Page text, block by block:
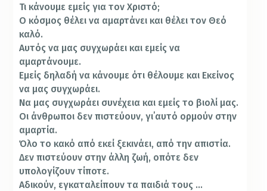
Τι κάνουμε εμείς για τον Χριστό;
Ο κόσμος θέλει να αμαρτάνει και θέλει τον Θεό
καλό.
Αυτός να μας συγχωράει και εμείς να
αμαρτάνουμε.
Εμείς δηλαδή να κάνουμε ότι θέλουμε και Εκείνος
να μας συγχωράει.
Να μας συγχωράει συνέχεια και εμείς το βιολί μας.
Οι άνθρωποι δεν πιστεύουν, γι΄αυτό ορμούν στην
αμαρτία.
Όλο το κακό από εκεί ξεκινάει, από την απιστία.
Δεν πιστεύουν στην άλλη ζωή, οπότε δεν
υπολογίζουν τίποτε.
Αδικούν, εγκαταλείπουν τα παιδιά τους …